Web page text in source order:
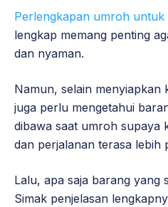
Perlengkapan umroh untuk
lengkap memang penting
dan nyaman.
Namun, selain menyiapkan
juga perlu mengetahui
dibawa saat umroh supaya
dan perjalanan terasa lebih
Lalu, apa saja barang yang
Simak penjelasan